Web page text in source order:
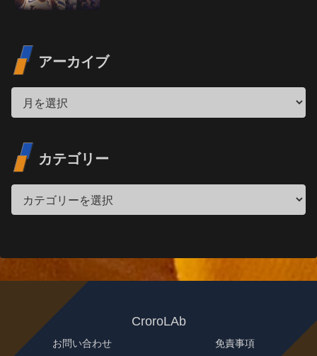
アーカイブ
カテゴリー
CroroLAb
お問い合わせ 免責事項